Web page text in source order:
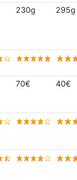
230g 295g
70€ 40€